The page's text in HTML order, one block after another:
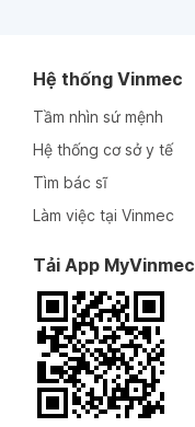
Hệ thống Vinmec
Tầm nhìn sứ mệnh
Hệ thống cơ sở y tế
Tìm bác sĩ
Làm việc tại Vinmec
Tải App MyVinmec